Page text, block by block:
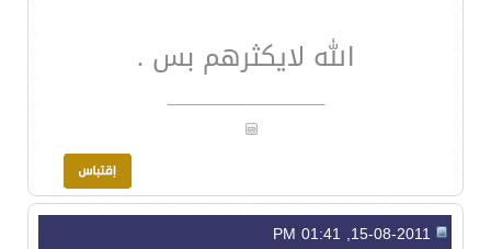
الله لايكثرهم بس .
__________________